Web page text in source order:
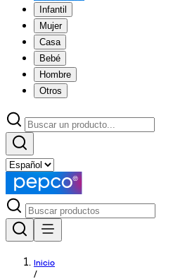
Infantil
Mujer
Casa
Bebé
Hombre
Otros
Inicio
/